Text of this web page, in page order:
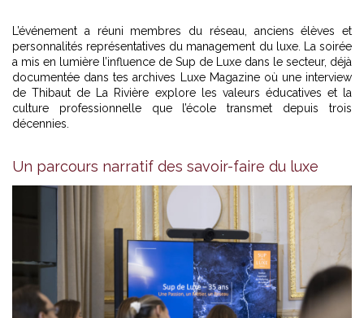
L’événement a réuni membres du réseau, anciens élèves et
personnalités représentatives du management du luxe. La soirée
a mis en lumière l’influence de Sup de Luxe dans le secteur, déjà
documentée danstes archives Luxe Magazine où une interview
de Thibaut de La Rivière explore les valeurs éducatives et la
culture professionnelle que l’école transmet depuis trois
décennies.
Un parcours narratif des savoir-faire du luxe